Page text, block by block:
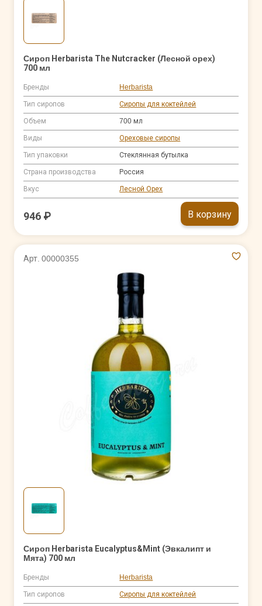
Сироп Herbarista The Nutcracker (Лесной орех)
700 мл
Бренды Herbarista
Тип сиропов Сиропы для коктейлей
Объем 700 мл
Виды Ореховые сиропы
Тип упаковки Стеклянная бутылка
Страна производства Россия
Вкус Лесной Орех
946 ₽ В корзину
Арт. 00000355
Сироп Herbarista Eucalyptus&Mint (Эвкалипт и
Мята) 700 мл
Бренды Herbarista
Тип сиропов Сиропы для коктейлей